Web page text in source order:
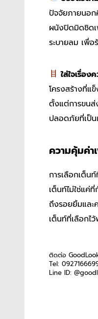
ปัจจัยภายนอ
ผนังปิดมิดชิดเ
ระบายลม เพื่อ
ใส่ใจเรื่อ
โครงสร้างที่
ตั้งแต่การขนส่
ปลอดภัยที่เป็น
ความคุ้มค่
การเลือกเต็น
เต็นท์ไม่ใช่แค่
ถึงรอยยิ้มและ
เต็นท์ที่เลือกไ
ติดต่อ
Tel:
Line ID: